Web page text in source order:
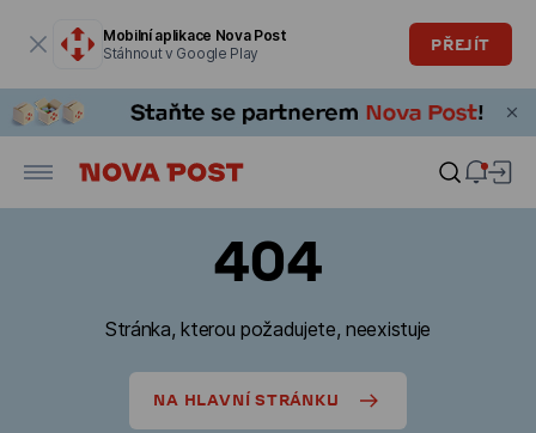
Mobilní aplikace Nova Post
Stáhnout v Google Play
PŘEJÍT
404
Stránka, kterou požadujete, neexistuje
NA HLAVNÍ STRÁNKU